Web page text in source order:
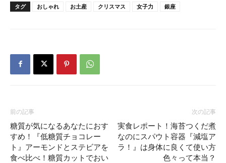
タグ おしゃれ お土産 クリスマス 女子力 銀座
前の記事
糖質が気になるあなたにおす
すめ！『低糖質チョコレー
ト』アーモンドとステビアを
食べ比べ！糖質カットでおい
次の記事
実食レポート！海苔つくだ煮
なのにスパウト容器『減塩ア
ラ！』は身体に良くて使い方
色々って本当？